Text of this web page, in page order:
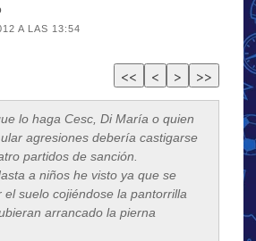
A LAS 13:54
lo haga Cesc, Di María o quien
agresiones debería castigarse
partidos de sanción.
a niños he visto ya que se
el suelo cojiéndose la pantorrilla
arrancado la pierna